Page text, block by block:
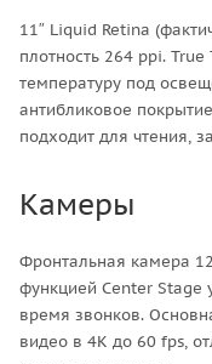
11″ Liquid Retina
плотность 264 ppi.
температуру под
антибликовое
подходит для чтения,
Камеры
Фронтальная камера
функцией Center Stage
время звонков.
видео в 4K до 60 fps,